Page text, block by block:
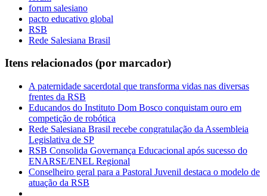
forum salesiano
pacto educativo global
RSB
Rede Salesiana Brasil
Itens relacionados (por marcador)
A paternidade sacerdotal que transforma vidas nas diversas
frentes da RSB
Educandos do Instituto Dom Bosco conquistam ouro em
competição de robótica
Rede Salesiana Brasil recebe congratulação da Assembleia
Legislativa de SP
RSB Consolida Governança Educacional após sucesso do
ENARSE/ENEL Regional
Conselheiro geral para a Pastoral Juvenil destaca o modelo de
atuação da RSB